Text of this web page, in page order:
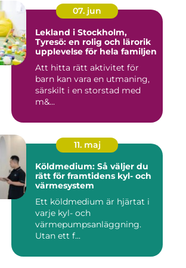
07. jun
Lekland i Stockholm,
Tyresö: en rolig och lärorik
upplevelse för hela familjen
Att hitta rätt aktivitet för
barn kan vara en utmaning,
särskilt i en storstad med
m&...
11. maj
Köldmedium: Så väljer du
rätt för framtidens kyl- och
värmesystem
Ett köldmedium är hjärtat i
varje kyl- och
värmepumpsanläggning.
Utan ett f...